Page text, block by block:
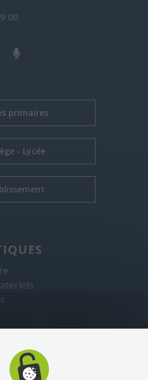
00
primaires
- Lycée